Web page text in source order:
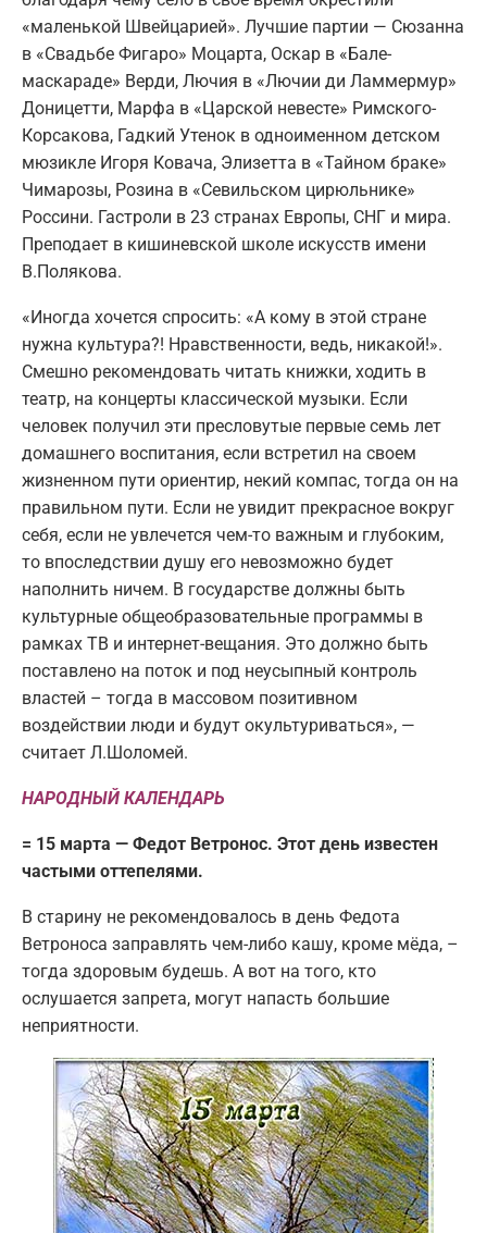
«маленькой Швейцарией». Лучшие партии — Сюзанна
в «Свадьбе Фигаро» Моцарта, Оскар в «Бале-
маскараде» Верди, Лючия в «Лючии ди Ламмермур»
Доницетти, Марфа в «Царской невесте» Римского-
Корсакова, Гадкий Утенок в одноименном детском
мюзикле Игоря Ковача, Элизетта в «Тайном браке»
Чимарозы, Розина в «Севильском цирюльнике»
Россини. Гастроли в 23 странах Европы, СНГ и мира.
Преподает в кишиневской школе искусств имени
В.Полякова.
«Иногда хочется спросить: «А кому в этой стране
нужна культура?! Нравственности, ведь, никакой!».
Смешно рекомендовать читать книжки, ходить в
театр, на концерты классической музыки. Если
человек получил эти пресловутые первые семь лет
домашнего воспитания, если встретил на своем
жизненном пути ориентир, некий компас, тогда он на
правильном пути. Если не увидит прекрасное вокруг
себя, если не увлечется чем-то важным и глубоким,
то впоследствии душу его невозможно будет
наполнить ничем. В государстве должны быть
культурные общеобразовательные программы в
рамках ТВ и интернет-вещания. Это должно быть
поставлено на поток и под неусыпный контроль
властей – тогда в массовом позитивном
воздействии люди и будут окультуриваться», —
считает Л.Шоломей.
НАРОДНЫЙ КАЛЕНДАРЬ
= 15 марта — Федот Ветронос. Этот день известен
частыми оттепелями.
В старину не рекомендовалось в день Федота
Ветроноса заправлять чем-либо кашу, кроме мёда, –
тогда здоровым будешь. А вот на того, кто
ослушается запрета, могут напасть большие
неприятности.